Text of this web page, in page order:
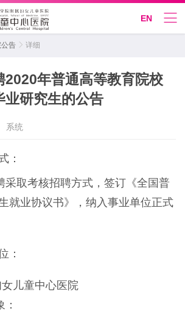
EN
公告  详细
2020年普通高等教育院校
业研究生的公告
系统
：
取考核招聘方式，签订《全国普
就业协议书》，纳入事业单位正式
：
童中心医院